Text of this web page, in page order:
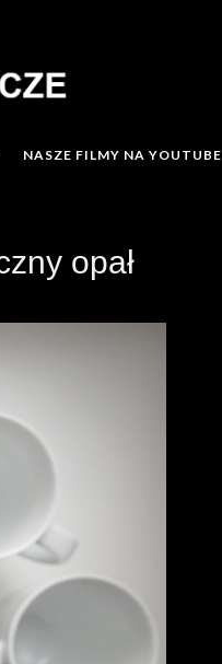
NASZE FILMY NA YOUTUBE
opał